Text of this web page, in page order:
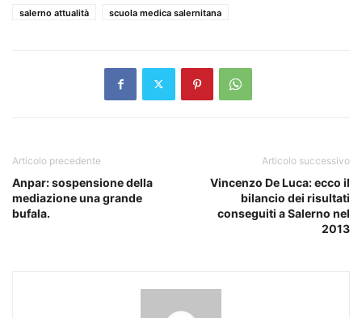
salerno attualità scuola medica salernitana
Articolo precedente
Anpar: sospensione della
mediazione una grande
bufala.
Articolo successivo
Vincenzo De Luca: ecco il
bilancio dei risultati
conseguiti a Salerno nel
2013